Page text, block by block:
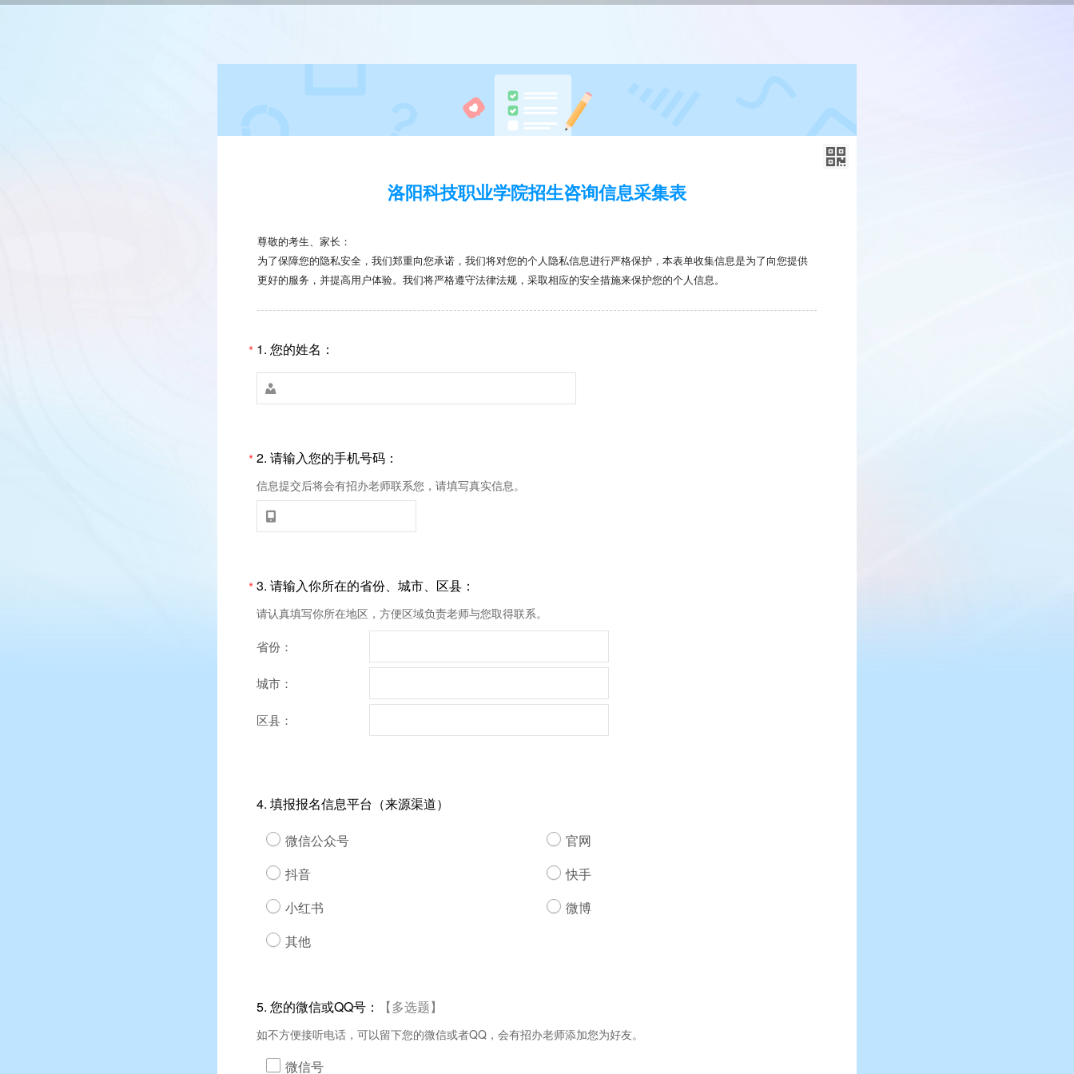
洛阳科技职业学院招生咨询信息采集表
尊敬的考生、家长：
为了保障您的隐私安全，我们郑重向您承诺，我们将对您的个人隐私信息进行严格保护，本表单收集信息是为了向您提供
更好的服务，并提高用户体验。我们将严格遵守法律法规，采取相应的安全措施来保护您的个人信息。
* 1. 您的姓名：

*2. 请输入您的手机号码：
信息提交后将会有招办老师联系您，请填写真实信息。

*3. 请输入你所在的省份、城市、区县：
请认真填写你所在地区，方便区域负责老师与您取得联系。
省份：
城市：
区县：
4. 填报报名信息平台（来源渠道）
微信公众号
官网
抖音
快手
小红书
微博
其他
5. 您的微信或QQ号： 【多选题】
如不方便接听电话，可以留下您的微信或者QQ，会有招办老师添加您为好友。
微信号